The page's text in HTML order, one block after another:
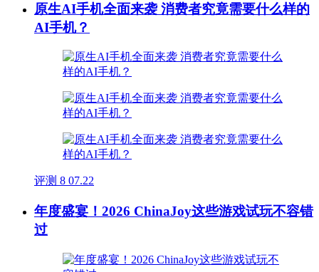
原生AI手机全面来袭 消费者究竟需要什么样的
AI手机？
评测 8 07.22
年度盛宴！2026 ChinaJoy这些游戏试玩不容错
过